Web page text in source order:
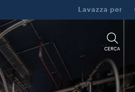
Lavazza per
CERCA